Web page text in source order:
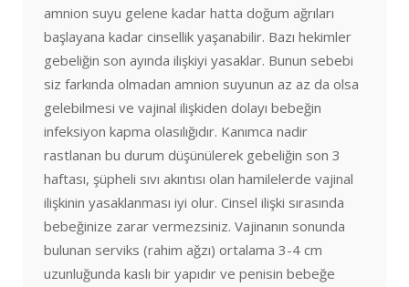
amnion suyu gelene kadar hatta doğum ağrıları
başlayana kadar cinsellik yaşanabilir. Bazı hekimler
gebeliğin son ayında ilişkiyi yasaklar. Bunun sebebi
siz farkında olmadan amnion suyunun az az da olsa
gelebilmesi ve vajinal ilişkiden dolayı bebeğin
infeksiyon kapma olasılığıdır. Kanımca nadir
rastlanan bu durum düşünülerek gebeliğin son 3
haftası, şüpheli sıvı akıntısı olan hamilelerde vajinal
ilişkinin yasaklanması iyi olur. Cinsel ilişki sırasında
bebeğinize zarar vermezsiniz. Vajinanın sonunda
bulunan serviks (rahim ağzı) ortalama 3-4 cm
uzunluğunda kaslı bir yapıdır ve penisin bebeğe